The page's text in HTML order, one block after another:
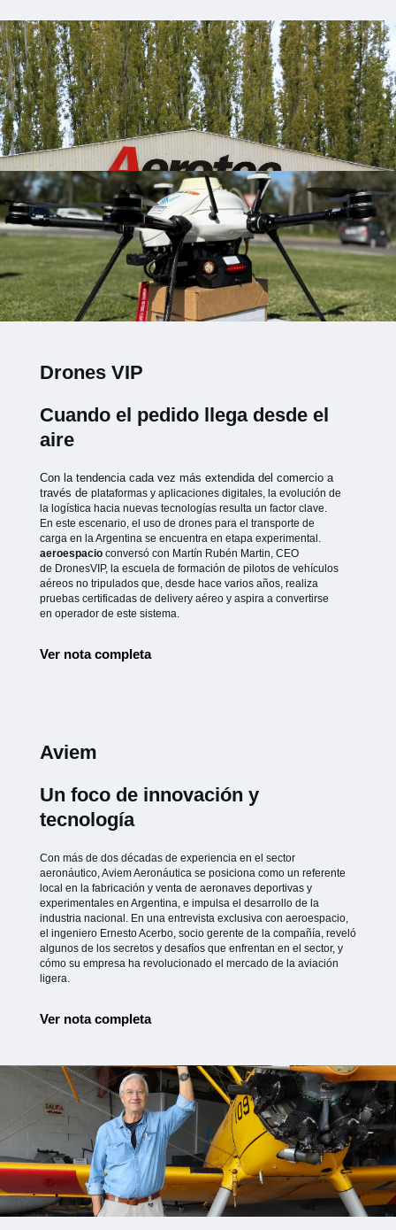
Drones VIP
Cuando el pedido llega desde el
aire
Con la tendencia cada vez más extendida del comercio a
través de plataformas y aplicaciones digitales, la evolución de
la logística hacia nuevas tecnologías resulta un factor clave.
En este escenario, el uso de drones para el transporte de
carga en la Argentina se encuentra en etapa experimental.
aeroespacioconversó con Martín Rubén Martin, CEO
de DronesVIP, la escuela de formación de pilotos de vehículos
aéreos no tripulados que, desde hace varios años, realiza
pruebas certificadas de delivery aéreo y aspira a convertirse
en operador de este sistema.
Ver nota completa
Aviem
Un foco de innovación y
tecnología
Con más de dos décadas de experiencia en el sector
aeronáutico, Aviem Aeronáutica se posiciona como un referente
local en la fabricación y venta de aeronaves deportivas y
experimentales en Argentina, e impulsa el desarrollo de la
industria nacional. En una entrevista exclusiva con aeroespacio,
el ingeniero Ernesto Acerbo, socio gerente de la compañía, reveló
algunos de los secretos y desafíos que enfrentan en el sector, y
cómo su empresa ha revolucionado el mercado de la aviación
ligera.
Ver nota completa